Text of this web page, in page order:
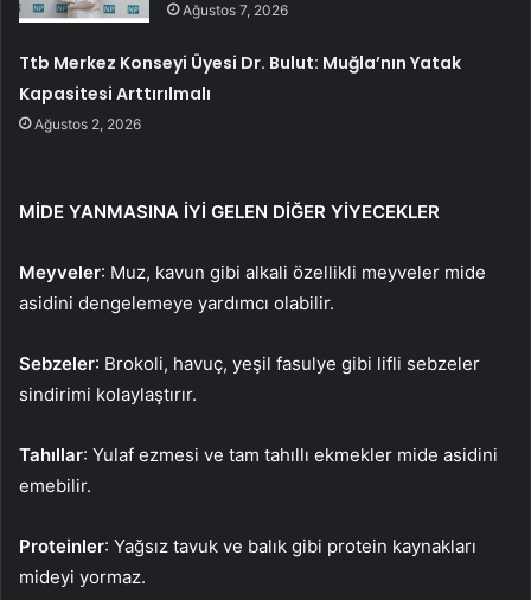
Ağustos 7, 2026
Ttb Merkez Konseyi Üyesi Dr. Bulut: Muğla’nın Yatak
Kapasitesi Arttırılmalı
Ağustos 2, 2026
MİDE YANMASINA İYİ GELEN DİĞER YİYECEKLER
Meyveler: Muz, kavun gibi alkali özellikli meyveler mide
asidini dengelemeye yardımcı olabilir.
Sebzeler: Brokoli, havuç, yeşil fasulye gibi lifli sebzeler
sindirimi kolaylaştırır.
Tahıllar: Yulaf ezmesi ve tam tahıllı ekmekler mide asidini
emebilir.
Proteinler: Yağsız tavuk ve balık gibi protein kaynakları
mideyi yormaz.